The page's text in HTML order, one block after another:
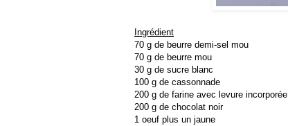
Ingrédient
70 g de beurre demi-sel mou
70 g de beurre mou
30 g de sucre blanc
100 g de cassonnade
200 g de farine avec levure incorporée
200 g de chocolat noir
1 oeuf plus un jaune